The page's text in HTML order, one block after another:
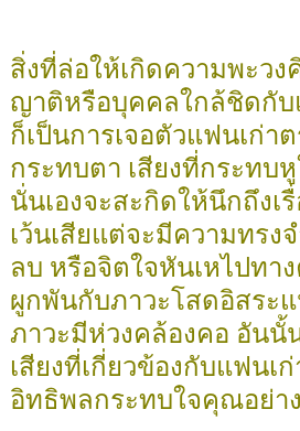
สิ่งที่ล่อให้เกิดความพะวง
ญาติหรือบุคคลใกล้ชิดกับ
ก็เป็นการเจอตัวแฟนเก่า
กระทบตา เสียงที่กระทบ
นั่นเองจะสะกิดให้นึกถึงเ
เว้นเสียแต่จะมีความทรง
ลบ หรือจิตใจหันเหไปทา
ผูกพันกับภาวะโสดอิสระ
ภาวะมีห่วงคล้องคอ อันนั้
เสียงที่เกี่ยวข้องกับแฟนเ
อิทธิพลกระทบใจคุณอย่า